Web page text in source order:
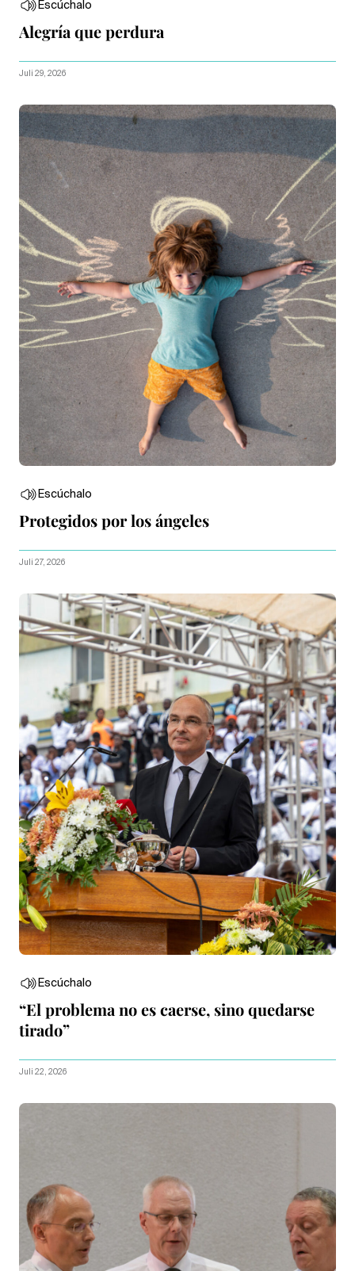
Escúchalo
Alegría que perdura
Juli 29, 2026
Escúchalo
Protegidos por los ángeles
Juli 27, 2026
Escúchalo
“El problema no es caerse, sino quedarse
tirado”
Juli 22, 2026